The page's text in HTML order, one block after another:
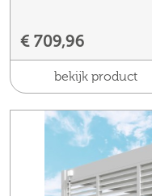
€ 709,96
bekijk product